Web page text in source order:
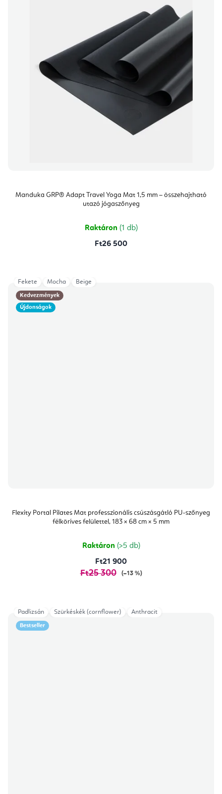
Manduka GRP® Adapt Travel Yoga Mat 1,5 mm – összehajtható
utazó jógaszőnyeg
Raktáron (1 db)
Ft26 500
Kedvezmények
Újdonságok
Flexity Portal Pilates Mat professzionális csúszásgátló PU-szőnyeg
félköríves felülettel, 183 × 68 cm × 5 mm
Raktáron (>5 db)
Ft21 900
Ft25 300 (–13 %)
Fekete Mocha Beige
Bestseller
Padlizsán Szürkéskék (cornflower) Anthracit